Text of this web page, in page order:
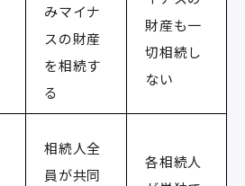
みマイナ
スの財産
を相続す
る
財産も一
切相続し
ない
相続人全
員が共同
各相続人